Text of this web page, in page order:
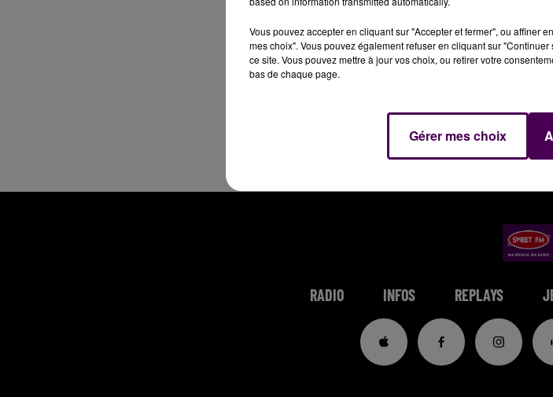
RADIO INFOS REPLAYS
Vous pouvez accepter en cliquant sur "Accepter et fermer", ou affiner
mes choix". Vous pouvez également refuser en cliquant sur
ce site. Vous pouvez mettre à jour vos choix, ou retirer votre
bas de chaque page.
Gérer mes choix